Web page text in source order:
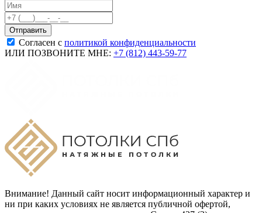
Согласен с политикой конфиденциальности
ИЛИ ПОЗВОНИТЕ МНЕ: +7 (812) 443-59-77
Внимание! Данный сайт носит информационный характер и
ни при каких условиях не является публичной офертой,